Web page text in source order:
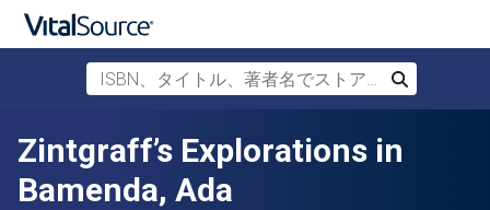
メインコンテンツへスキップ
ISBN、タイトル、著者名でストアを検索
検索
Zintgraff’s Explorations in
Bamenda, Ada